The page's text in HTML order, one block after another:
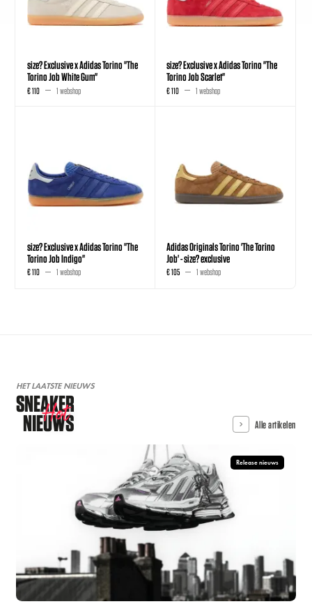
size? Exclusive x Adidas Torino "The
Torino Job White Gum"
€ 110 1 webshop
size? Exclusive x Adidas Torino "The
Torino Job Scarlet"
€ 110 1 webshop
size? Exclusive x Adidas Torino "The
Torino Job Indigo"
€ 110 1 webshop
Adidas Originals Torino 'The Torino
Job' - size? exclusive
€ 105 1 webshop
HET LAATSTE NIEUWS
SNEAKER
NIEUWS
Hot Alle artikelen
Release nieuws